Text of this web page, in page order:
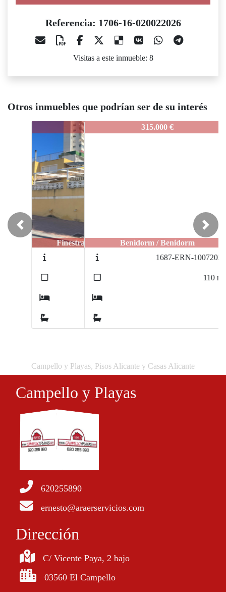
Referencia: 1706-16-020022026
Visitas a este inmueble: 8
Otros inmuebles que podrían ser de su interés
1706-16-020022026
Benidorm / Benidorm
1687-ERN-10072025
Previous Next
Campello y Playas, Pisos Alicante y Casas Alicante
Campello y Playas
620255890
ernesto@araerservicios.com
Dirección
C/ Vicente Paya, 2 bajo
03560 El Campello